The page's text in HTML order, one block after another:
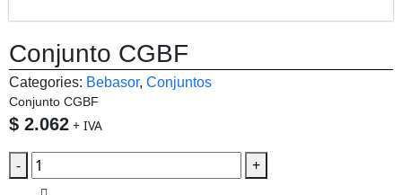
Conjunto CGBF
Categories: Bebasor, Conjuntos
Conjunto CGBF
$ 2.062 + IVA
- +